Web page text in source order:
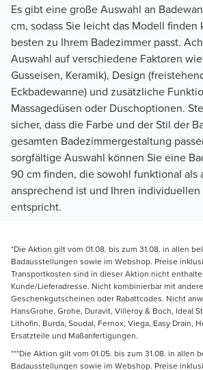
Es gibt eine große Auswahl an
cm, sodass Sie leicht das Modell finden
besten zu Ihrem Badezimmer passt.
Auswahl auf verschiedene Faktoren
Gusseisen, Keramik), Design
Eckbadewanne) und zusätzliche
Massagedüsen oder Duschoptionen.
sicher, dass die Farbe und der Stil der
gesamten Badezimmergestaltung
sorgfältige Auswahl können Sie eine
90 cm finden, die sowohl funktional als
ansprechend ist und Ihren
entspricht.
*Die Aktion gilt vom 01.08. bis zum 31.08. in allen
Badausstellungen sowie im Webshop. Preise
Transportkosten sind in dieser Aktion nicht
Kunde/Lieferadresse. Nicht kombinierbar mit
Geschenkgutscheinen oder Rabattcodes. Nicht
HansGrohe, Grohe, Duravit, Villeroy & Boch, Ideal
Lithofin, Burda, Soudal, Fernox, Viega, Easy Drain,
Ersatzteile und Maßanfertigungen.
***Die Aktion gilt vom 01.05. bis zum 31.08. in allen
Badausstellungen sowie im Webshop. Preise